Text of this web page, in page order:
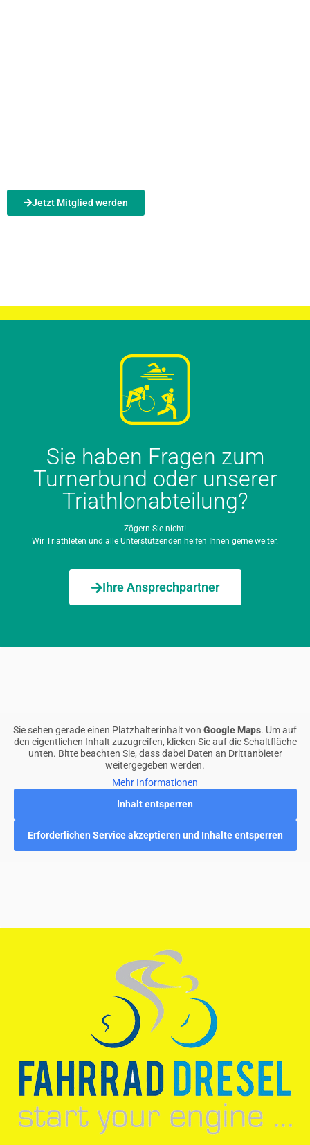
Jetzt Mitglied werden
Sie haben Fragen zum
Turnerbund oder unserer
Triathlonabteilung?
Zögern Sie nicht!
Wir Triathleten und alle Unterstützenden helfen Ihnen gerne weiter.
Ihre Ansprechpartner
Sie sehen gerade einen Platzhalterinhalt von Google Maps. Um auf
den eigentlichen Inhalt zuzugreifen, klicken Sie auf die Schaltfläche
unten. Bitte beachten Sie, dass dabei Daten an Drittanbieter
weitergegeben werden.
Mehr Informationen
Inhalt entsperren
Erforderlichen Service akzeptieren und Inhalte entsperren